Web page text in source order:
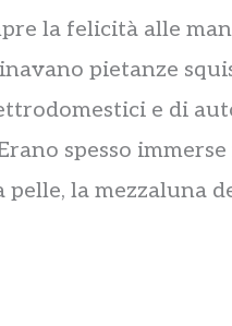
la felicità alle
pietanze
e di
spesso
la mezzaluna